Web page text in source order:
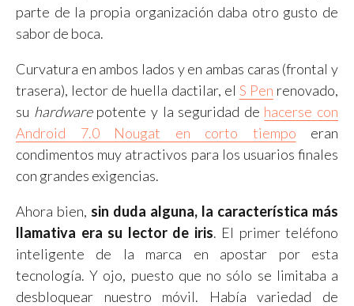
parte de la propia organización daba otro gusto de
sabor de boca.
Curvatura en ambos lados y en ambas caras (frontal y
trasera), lector de huella dactilar, el S Pen renovado,
su hardwarepotente y la seguridad de hacerse con
Android 7.0 Nougat en corto tiempo eran
condimentos muy atractivos para los usuarios finales
con grandes exigencias.
Ahora bien, sin duda alguna, la característica más
llamativa era su lector de iris. El primer teléfono
inteligente de la marca en apostar por esta
tecnología. Y ojo, puesto que no sólo se limitaba a
desbloquear nuestro móvil. Había variedad de